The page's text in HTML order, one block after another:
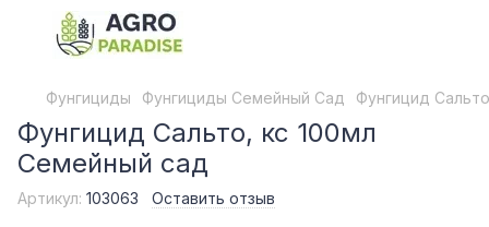
Фунгициды Фунгициды Семейный Сад Фунгицид
Фунгицид Сальто, кс 100мл
Семейный сад
Артикул: 103063 Оставить отзыв